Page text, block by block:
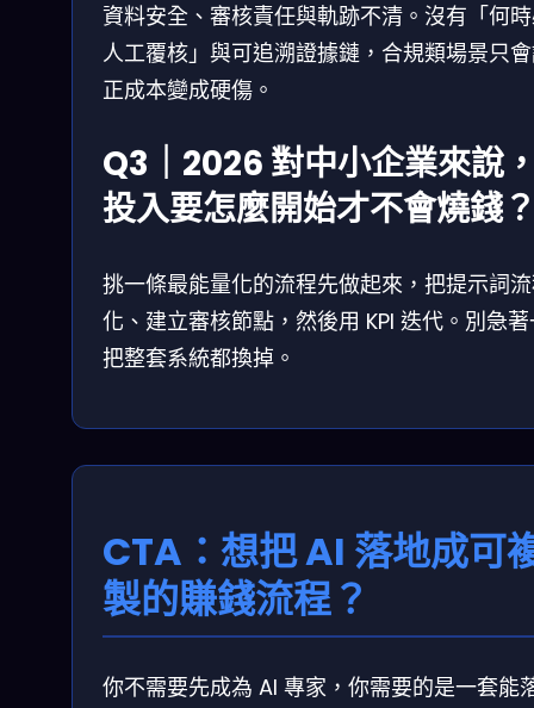
資料安全、審核責任與軌跡不清。沒有「何
人工覆核」與可追溯證據鏈，合規類場景只
正成本變成硬傷。
Q3｜2026 對中小企業來說
投入要怎麼開始才不會燒錢
挑一條最能量化的流程先做起來，把提示詞
化、建立審核節點，然後用 KPI 迭代。別急
把整套系統都換掉。
CTA：想把 AI 落地成可
製的賺錢流程？
你不需要先成為 AI 專家，你需要的是一套能